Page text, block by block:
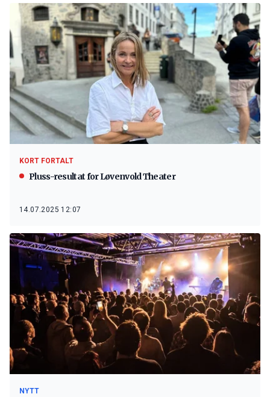
KORT FORTALT
Pluss-resultat for Løvenvold Theater
14.07.2025 12:07
NYTT